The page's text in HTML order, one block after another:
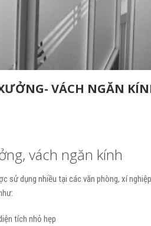
VÁCH NGĂN
vách ngăn kính
sử dụng nhiều tại các văn phòng, xí
tích nhỏ hẹp